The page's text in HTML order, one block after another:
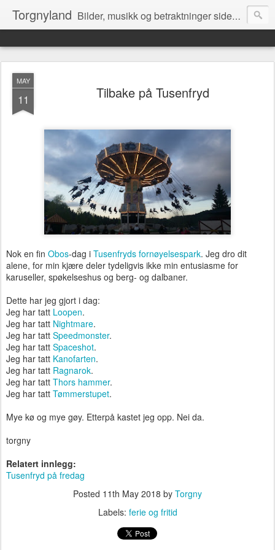
Torgnyland Bilder, musikk og betraktninger siden 2008
MAY
11 Tilbake på Tusenfryd
Nok en fin Obos-dag i Tusenfryds fornøyelsespark. Jeg dro dit
alene, for min kjære deler tydeligvis ikke min entusiasme for
karuseller, spøkelseshus og berg- og dalbaner.
Dette har jeg gjort i dag:
Jeg har tatt Loopen.
Jeg har tatt Nightmare.
Jeg har tatt Speedmonster.
Jeg har tatt Spaceshot.
Jeg har tatt Kanofarten.
Jeg har tatt Ragnarok.
Jeg har tatt Thors hammer.
Jeg har tatt Tømmerstupet.
Mye kø og mye gøy. Etterpå kastet jeg opp. Nei da.
torgny
Relatert innlegg:
Tusenfryd på fredag
Posted 11th May 2018 by Torgny
Labels: ferie og fritid